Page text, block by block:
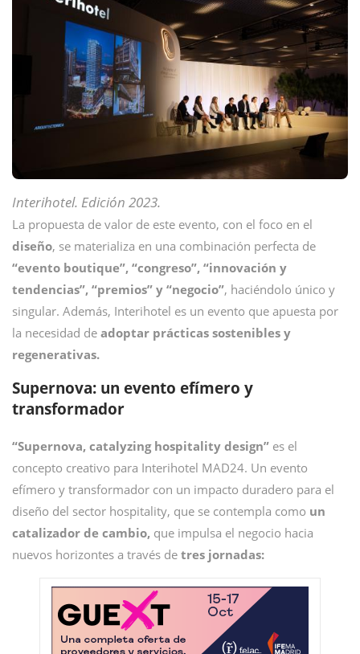
Interihotel. Edición 2023.
La propuesta de valor de este evento, con el foco en el
diseño, se materializa en una combinación perfecta de
“evento boutique”, “congreso”, “innovación y
tendencias”, “premios” y “negocio”, haciéndolo único y
singular. Además, Interihotel es un evento que apuesta por
la necesidad de adoptar prácticas sostenibles y
regenerativas.
Supernova: un evento efímero y
transformador
“Supernova, catalyzing hospitality design” es el
concepto creativo para Interihotel MAD24. Un evento
efímero y transformador con un impacto duradero para el
diseño del sector hospitality, que se contempla como un
catalizador de cambio, que impulsa el negocio hacia
nuevos horizontes a través de tres jornadas: